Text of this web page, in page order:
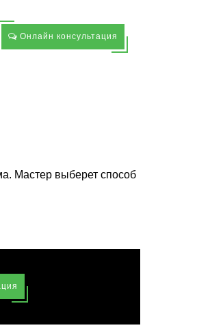
Онлайн консультация
Мастер выберет способ